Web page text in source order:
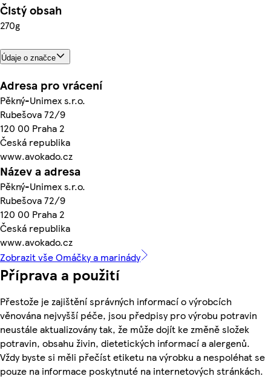
Čistý obsah
270g
Údaje o značce
Adresa pro vrácení
Pěkný-Unimex s.r.o.
Rubešova 72/9
120 00 Praha 2
Česká republika
www.avokado.cz
Název a adresa
Pěkný-Unimex s.r.o.
Rubešova 72/9
120 00 Praha 2
Česká republika
www.avokado.cz
Zobrazit vše Omáčky a marinády
Příprava a použití
Přestože je zajištění správných informací o výrobcích
věnována nejvyšší péče, jsou předpisy pro výrobu potravin
neustále aktualizovány tak, že může dojít ke změně složek
potravin, obsahu živin, dietetických informací a alergenů.
Vždy byste si měli přečíst etiketu na výrobku a nespoléhat se
pouze na informace poskytnuté na internetových stránkách.